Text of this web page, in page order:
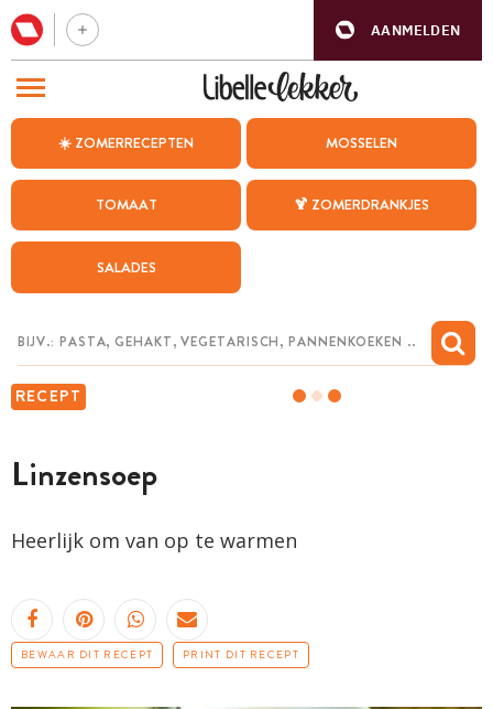
AANMELDEN
☀️ ZOMERRECEPTEN MOSSELEN
TOMAAT 🍹 ZOMERDRANKJES
SALADES
RECEPT
Linzensoep
Heerlijk om van op te warmen
BEWAAR DIT RECEPT PRINT DIT RECEPT
BEZOEK ONZE ANDERE WEBSITES
WEEKMENU
CHAT MET MAIA
MIJN BEWAARDE RECEPTEN